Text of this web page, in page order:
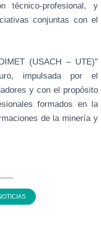
técnico-profesional, y
conjuntas con el
(USACH – UTE)”
impulsada por el
y con el propósito
formados en la
de la minería y